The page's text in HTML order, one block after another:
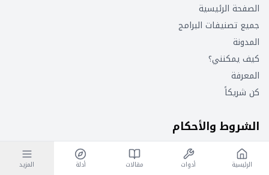
الصفحة الرئيسية
جميع تصنيفات البرامج
المدونة
كيف يمكنني؟
المعرفة
كن شريكاً
الشروط والأحكام
سياسة الخصوصية
شروط الاستخدام
الرئيسية أدوات مقالات أدلة المزيد